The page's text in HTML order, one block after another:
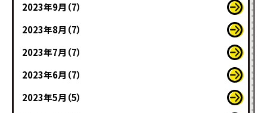
2023年9月（7）
2023年8月（7）
2023年7月（7）
2023年6月（7）
2023年5月（5）